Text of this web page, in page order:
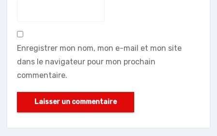
Enregistrer mon nom, mon e-mail et mon site
dans le navigateur pour mon prochain
commentaire.